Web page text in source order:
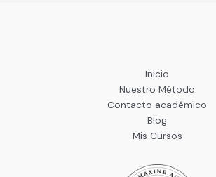
Inicio
Nuestro Método
Contacto académico
Blog
Mis Cursos